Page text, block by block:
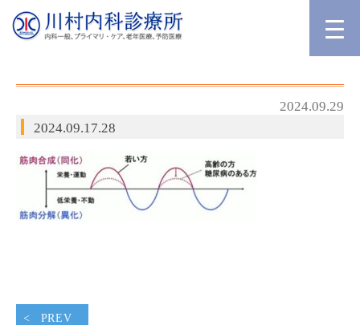
2024.09.29
2024.09.17.28
PREV